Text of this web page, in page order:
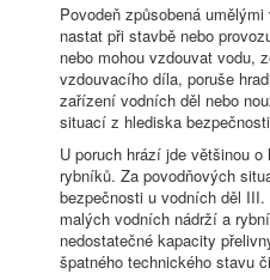
Povodeň způsobená
nastat při stavbě nebo
nebo mohou vzdouvat vodu,
vzdouvacího díla, poruše
zařízení vodních děl nebo
situací z hlediska
U poruch hrází jde většinou
rybníků. Za povodňových
bezpečnosti u vodních děl
malých vodních nádrží a
nedostatečné kapacity
špatného technického stavu